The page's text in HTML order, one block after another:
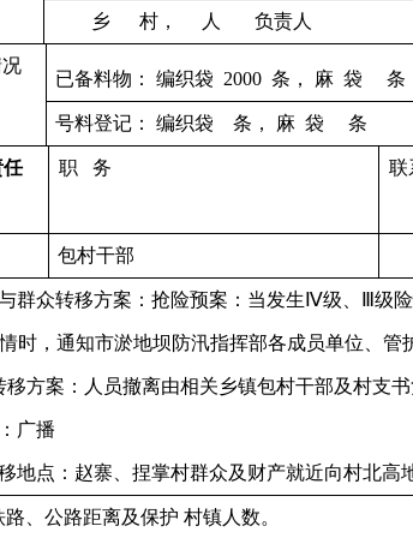
乡 村， 人 负责人
已备料物： 编织袋 2000 条， 麻 袋
号料登记： 编织袋 条， 麻 袋 条
任 职 务 联
包村干部
群众转移方案：抢险预案：当发生Ⅳ级、Ⅲ级
情时，通知市淤地坝防汛指挥部各成员单位、
移方案：人员撤离由相关乡镇包村干部及村支书
广播
地点：赵寨、捏掌村群众及财产就近向村北高
、公路距离及保护 村镇人数。